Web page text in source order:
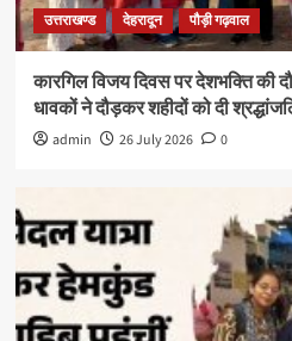
उत्तराखण्ड देहरादून पौड़ी गढ़वाल
कारगिल विजय दिवस पर देशभक्ति की
धावकों ने दौड़कर शहीदों को दी
admin 26 July 2026 0